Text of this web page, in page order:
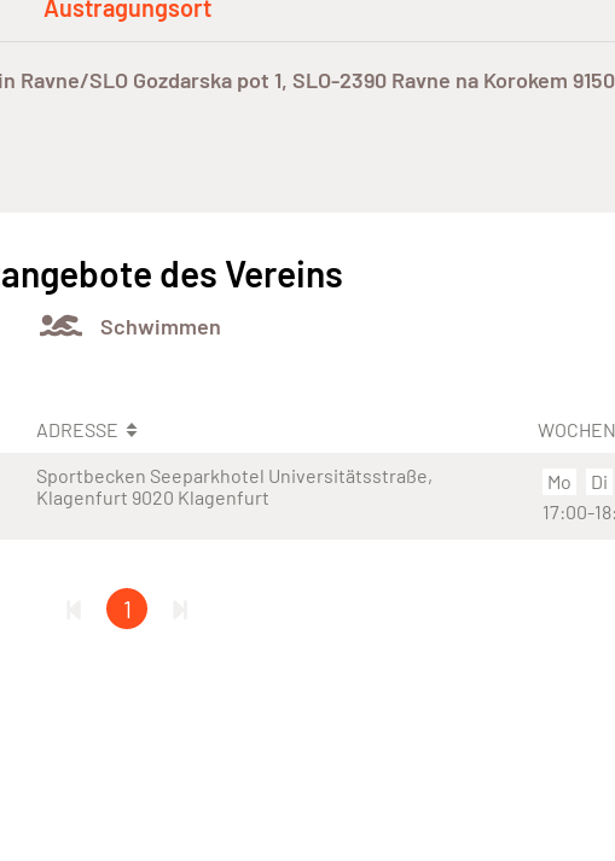
Austragungsort
SLO Gozdarska pot 1, SLO-2390 Ravne na Korokem
des Vereins
Schwimmen
ADRESSE
Sportbecken Seeparkhotel Universitätsstraße,
Klagenfurt 9020 Klagenfurt
Mo Di
17:00-
1